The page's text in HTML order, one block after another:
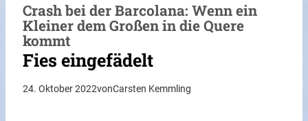
Crash bei der Barcolana: Wenn ein
Kleiner dem Großen in die Quere
kommt
Fies eingefädelt
24. Oktober 2022vonCarsten Kemmling